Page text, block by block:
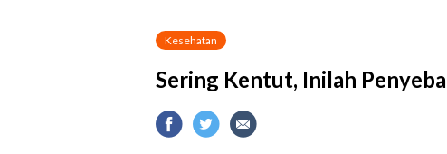
Kesehatan
Sering Kentut, Inilah